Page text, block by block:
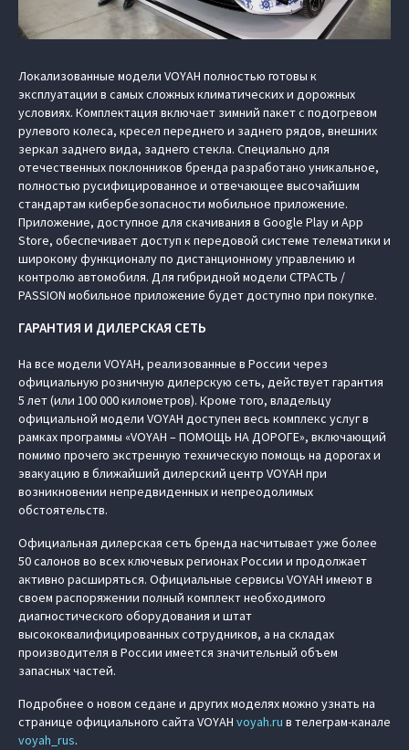
Локализованные модели VOYAH полностью готовы к
эксплуатации в самых сложных климатических и дорожных
условиях. Комплектация включает зимний пакет с подогревом
рулевого колеса, кресел переднего и заднего рядов, внешних
зеркал заднего вида, заднего стекла. Специально для
отечественных поклонников бренда разработано уникальное,
полностью русифицированное и отвечающее высочайшим
стандартам кибербезопасности мобильное приложение.
Приложение, доступное для скачивания в Google Play и App
Store, обеспечивает доступ к передовой системе телематики и
широкому функционалу по дистанционному управлению и
контролю автомобиля. Для гибридной модели СТРАСТЬ /
PASSION мобильное приложение будет доступно при покупке.
ГАРАНТИЯ И ДИЛЕРСКАЯ СЕТЬ
На все модели VOYAH, реализованные в России через
официальную розничную дилерскую сеть, действует гарантия
5 лет (или 100 000 километров). Кроме того, владельцу
официальной модели VOYAH доступен весь комплекс услуг в
рамках программы «VOYAH – ПОМОЩЬ НА ДОРОГЕ», включающий
помимо прочего экстренную техническую помощь на дорогах и
эвакуацию в ближайший дилерский центр VOYAH при
возникновении непредвиденных и непреодолимых
обстоятельств.
Официальная дилерская сеть бренда насчитывает уже более
50 салонов во всех ключевых регионах России и продолжает
активно расширяться. Официальные сервисы VOYAH имеют в
своем распоряжении полный комплект необходимого
диагностического оборудования и штат
высококвалифицированных сотрудников, а на складах
производителя в России имеется значительный объем
запасных частей.
Подробнее о новом седане и других моделях можно узнать на
странице официального сайта VOYAH voyah.ru в телеграм-канале
voyah_rus.